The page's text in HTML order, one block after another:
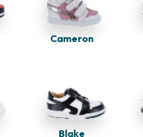
Cameron
Blake